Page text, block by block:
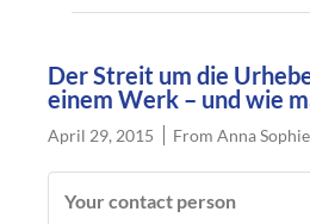
Der Streit um die
einem Werk – und wie
April 29, 2015 FromAnna
Your contact person